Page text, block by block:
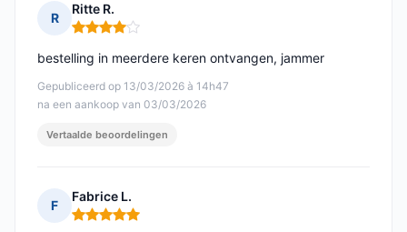
R
Ritte R.
Opmerking: 4 van 5
Gepubliceerd op 13/03/2026 à 14h47
na een aankoop van 03/03/2026
bestelling in meerdere keren ontvangen, jammer
Vertaalde beoordelingen
F
Fabrice L.
Opmerking: 5 van 5